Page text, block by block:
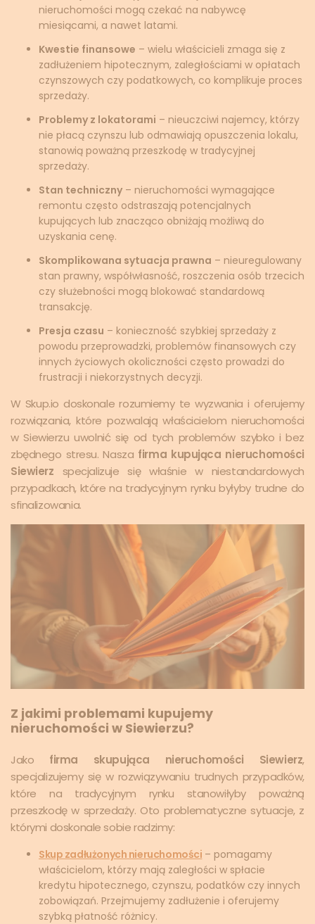
nieruchomości mogą czekać na nabywcę
miesiącami, a nawet latami.
Kwestie finansowe – wielu właścicieli zmaga się z
zadłużeniem hipotecznym, zaległościami w opłatach
czynszowych czy podatkowych, co komplikuje proces
sprzedaży.
Problemy z lokatorami – nieuczciwi najemcy, którzy
nie płacą czynszu lub odmawiają opuszczenia lokalu,
stanowią poważną przeszkodę w tradycyjnej
sprzedaży.
Stan techniczny – nieruchomości wymagające
remontu często odstraszają potencjalnych
kupujących lub znacząco obniżają możliwą do
uzyskania cenę.
Skomplikowana sytuacja prawna – nieuregulowany
stan prawny, współwłasność, roszczenia osób trzecich
czy służebności mogą blokować standardową
transakcję.
Presja czasu – konieczność szybkiej sprzedaży z
powodu przeprowadzki, problemów finansowych czy
innych życiowych okoliczności często prowadzi do
frustracji i niekorzystnych decyzji.
W Skup.io doskonale rozumiemy te wyzwania i oferujemy
rozwiązania, które pozwalają właścicielom nieruchomości
w Siewierzu uwolnić się od tych problemów szybko i bez
zbędnego stresu. Nasza firma kupująca nieruchomości
Siewierz specjalizuje się właśnie w niestandardowych
przypadkach, które na tradycyjnym rynku byłyby trudne do
sfinalizowania.
Z jakimi problemami kupujemy
nieruchomości w Siewierzu?
Jako firma skupująca nieruchomości Siewierz,
specjalizujemy się w rozwiązywaniu trudnych przypadków,
które na tradycyjnym rynku stanowiłyby poważną
przeszkodę w sprzedaży. Oto problematyczne sytuacje, z
którymi doskonale sobie radzimy:
Skup zadłużonych nieruchomości – pomagamy
właścicielom, którzy mają zaległości w spłacie
kredytu hipotecznego, czynszu, podatków czy innych
zobowiązań. Przejmujemy zadłużenie i oferujemy
szybką płatność różnicy.